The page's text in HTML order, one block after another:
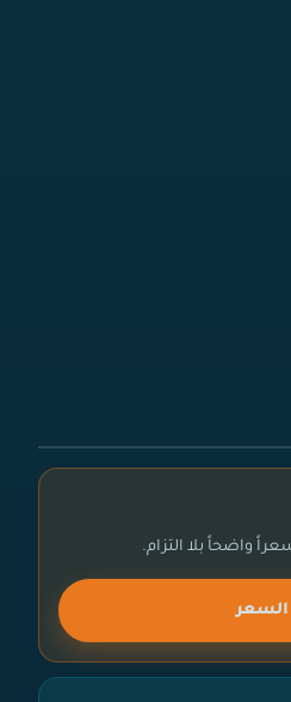
واضحاً بلا التزام.